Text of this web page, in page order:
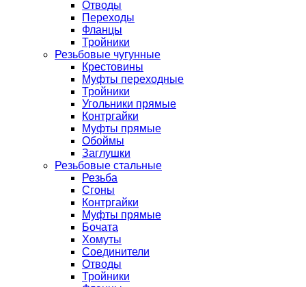
Отводы
Переходы
Фланцы
Тройники
Резьбовые чугунные
Крестовины
Муфты переходные
Тройники
Угольники прямые
Контргайки
Муфты прямые
Обоймы
Заглушки
Резьбовые стальные
Резьба
Сгоны
Контргайки
Муфты прямые
Бочата
Хомуты
Соединители
Отводы
Тройники